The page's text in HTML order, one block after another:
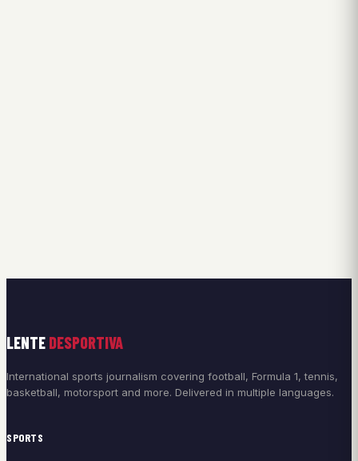
LENTE DESPORTIVA
International sports journalism covering football, Formula 1, tennis,
basketball, motorsport and more. Delivered in multiple languages.
SPORTS